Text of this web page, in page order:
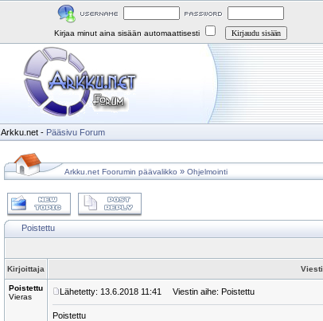
Kirjaa minut aina sisään automaattisesti
Arkku.net - Pääsivu Forum
Arkku.net Foorumin päävalikko » Ohjelmointi
Poistettu
Kirjoittaja Viesti
Poistettu
Vieras
Lähetetty: 13.6.2018 11:41 Viestin aihe: Poistettu
Poistettu